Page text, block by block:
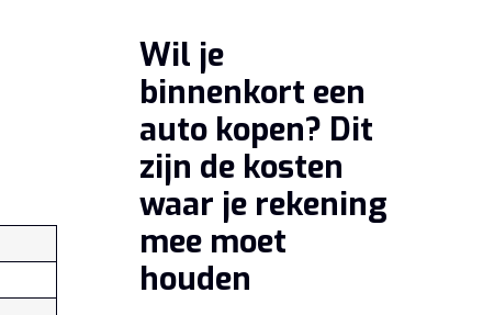
Wil je
binnenkort een
auto kopen? Dit
zijn de kosten
waar je rekening
mee moet
houden